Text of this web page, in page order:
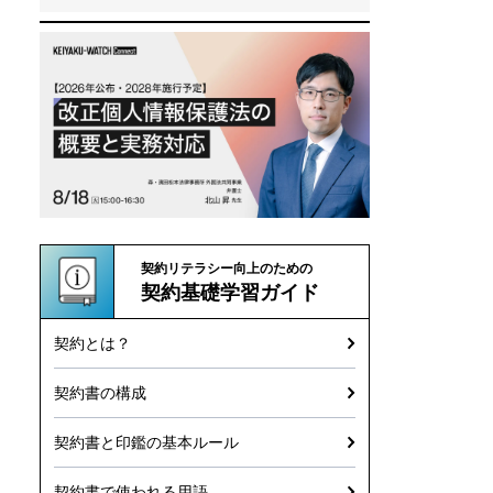
契約リテラシー向上のための
契約基礎学習ガイド
契約とは？
契約書の構成
契約書と印鑑の基本ルール